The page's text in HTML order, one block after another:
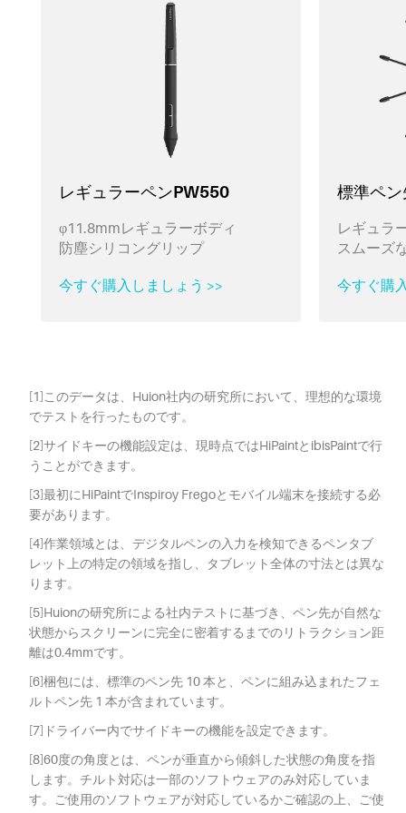
レギュラーペンPW550
φ11.8mmレギュラーボディ
防塵シリコングリップ
今すぐ購入しましょう >>
標準ペ
レギュラ
スムーズ
今すぐ購
[1]このデータは、Huion社内の研究所において、理想的な環境
でテストを行ったものです。
[2]サイドキーの機能設定は、現時点ではHiPaintとibisPaintで行
うことができます。
[3]最初にHiPaintでInspiroy Fregoとモバイル端末を接続する必
要があります。
[4]作業領域とは、デジタルペンの入力を検知できるペンタブ
レット上の特定の領域を指し、タブレット全体の寸法とは異な
ります。
[5]Huionの研究所による社内テストに基づき、ペン先が自然な
状態からスクリーンに完全に密着するまでのリトラクション距
離は0.4mmです。
[6]梱包には、標準のペン先 10 本と、ペンに組み込まれたフェ
ルトペン先 1 本が含まれています。
[7]ドライバー内でサイドキーの機能を設定できます。
[8]60度の角度とは、ペンが垂直から傾斜した状態の角度を指
します。チルト対応は一部のソフトウェアのみ対応していま
す。ご使用のソフトウェアが対応しているかご確認の上、ご使